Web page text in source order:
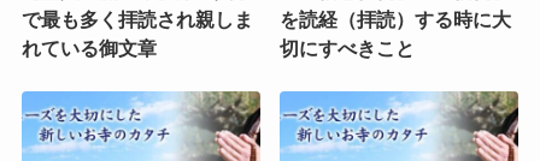
で最も多く拝読され親しま
れている御文章
を読経（拝読）する時に大
切にすべきこと